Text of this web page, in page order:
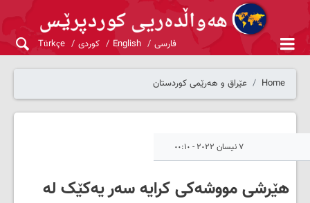
فارسی English کوردی Türkçe
Home عێراق و هەرێمی کوردستان
٧ نیسان ٢٠٢٢ - ٠٠:١٠
هێرشی مووشەکی کرایە سەر یەکێک لە